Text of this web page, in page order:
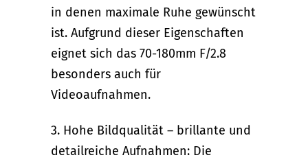
in denen maximale Ruhe gewünscht
ist. Aufgrund dieser Eigenschaften
eignet sich das 70-180mm F/2.8
besonders auch für
Videoaufnahmen.
3. Hohe Bildqualität – brillante und
detailreiche Aufnahmen: Die